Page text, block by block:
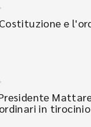
e
in